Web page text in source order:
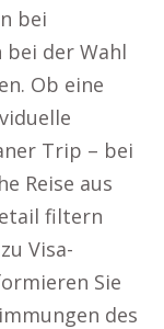
bei
der Wahl
Ob eine
Trip – bei
Reise aus
filtern
Visa-
Sie
des